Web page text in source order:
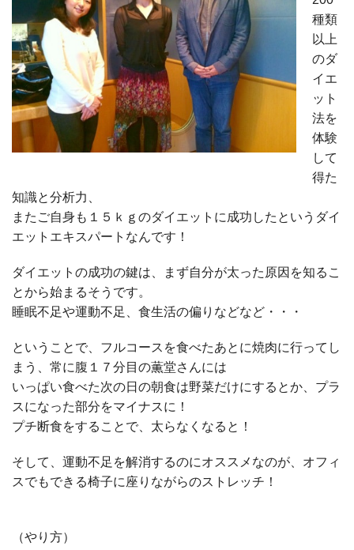
種類
以上
のダ
イエ
ット
法を
体験
して
得た
知識と分析力、
またご自身も１５ｋｇのダイエットに成功したというダイ
エットエキスパートなんです！
ダイエットの成功の鍵は、まず自分が太った原因を知るこ
とから始まるそうです。
睡眠不足や運動不足、食生活の偏りなどなど・・・
ということで、フルコースを食べたあとに焼肉に行ってし
まう、常に腹１７分目の薫堂さんには
いっぱい食べた次の日の朝食は野菜だけにするとか、プラ
スになった部分をマイナスに！
プチ断食をすることで、太らなくなると！
そして、運動不足を解消するのにオススメなのが、オフィ
スでもできる椅子に座りながらのストレッチ！
（やり方）